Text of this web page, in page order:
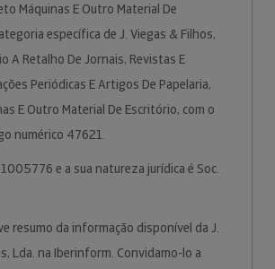
Máquinas E Outro Material De
específica de J. Viegas & Filhos,
A Retalho De Jornais, Revistas E
Periódicas E Artigos De Papelaria,
E Outro Material De Escritório, com o
numérico 47621.
e a sua natureza jurídica é Soc.
resumo da informação disponível da J.
Lda. na Iberinform. Convidamo-lo a